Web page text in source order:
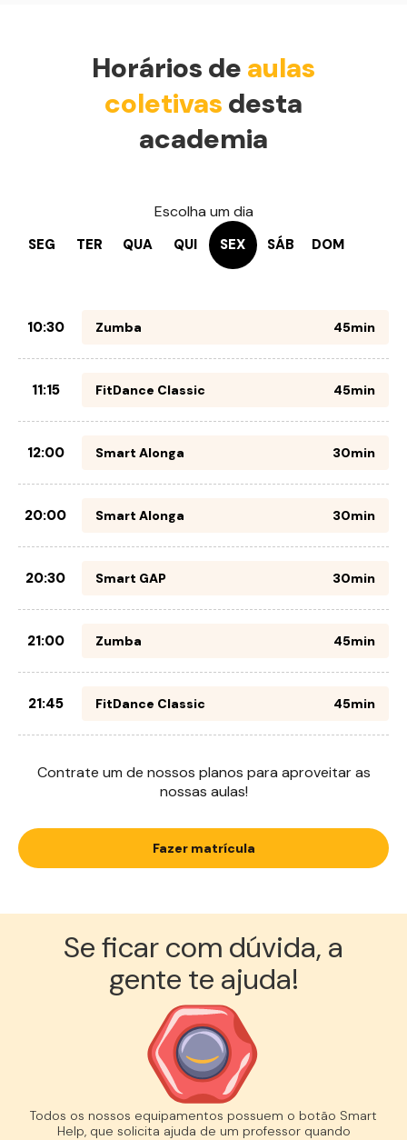
Horários de aulas
coletivas desta
academia
Escolha um dia
SEG TER QUA QUI SEX SÁB DOM
10:30 Zumba 45min
11:15 FitDance Classic 45min
12:00 Smart Alonga 30min
20:00 Smart Alonga 30min
20:30 Smart GAP 30min
21:00 Zumba 45min
21:45 FitDance Classic 45min
Contrate um de nossos planos para aproveitar as
nossas aulas!
Fazer matrícula
Se ficar com dúvida, a
gente te ajuda!︎
Todos os nossos equipamentos possuem o botão Smart
Help, que solicita ajuda de um professor quando